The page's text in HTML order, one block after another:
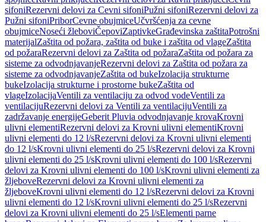
sifoniRezervni delovi za Cevni sifoniPužni sifoniRezervni delovi za
Pužni sifoniPriborCevne obujmiceUčvršćenja za cevne
obujmiceNoseći žleboviČepoviZaptivkeGrađevinska zaštitaPotrošni
materijalZaštita od požara, zaštita od buke i zaštita od vlageZaštita
od požaraRezervni delovi za Zaštita od požaraZaštita od požara za
sisteme za odvodnjavanjeRezervni delovi za Zaštita od požara za
sisteme za odvodnjavanjeZaštita od bukeIzolacija strukturne
bukeIzolacija strukturne i prostorne bukeZaštita od
vlageIzolacijaVentili za ventilaciju za odvod vodeVentili za
ventilacijuRezervni delovi za Ventili za ventilacijuVentili za
zadržavanje energijeGeberit Pluvia odvodnjavanje krovaKrovni
ulivni elementiRezervni delovi za Krovni ulivni elementiKrovni
ulivni elementi do 12 l/sRezervni delovi za Krovni ulivni elementi
do 12 l/sKrovni ulivni elementi do 25 l/sRezervni delovi za Krovni
ulivni elementi do 25 l/sKrovni ulivni elementi do 100 l/sRezervni
delovi za Krovni ulivni elementi do 100 l/sKrovni ulivni elementi za
žljeboveRezervni delovi za Krovni ulivni elementi za
žljeboveKrovni ulivni elementi do 12 l/sRezervni delovi za Krovni
ulivni elementi do 12 l/sKrovni ulivni elementi do 25 l/sRezervni
delovi za Krovni ulivni elementi do 25 l/sElementi parne